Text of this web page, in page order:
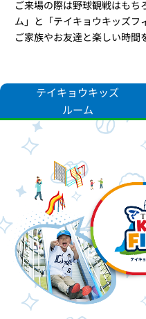
ご来場の際は野球観戦はも
ム」と「テイキョウキッズフ
ご家族やお友達と楽しい時間
テイキョウキッズ
ルーム